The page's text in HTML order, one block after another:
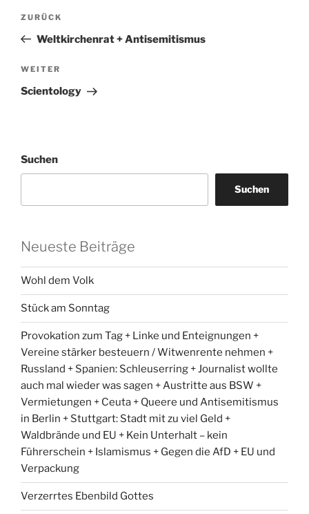
Beitragsnavigation
Vorheriger
Beitrag
ZURÜCK
Weltkirchenrat + Antisemitismus
Nächster
Beitrag
WEITER
Scientology
Suchen
Suchen
Neueste Beiträge
Wohl dem Volk
Stück am Sonntag
Provokation zum Tag + Linke und Enteignungen +
Vereine stärker besteuern / Witwenrente nehmen +
Russland + Spanien: Schleuserring + Journalist wollte
auch mal wieder was sagen + Austritte aus BSW +
Vermietungen + Ceuta + Queere und Antisemitismus
in Berlin + Stuttgart: Stadt mit zu viel Geld +
Waldbrände und EU + Kein Unterhalt – kein
Führerschein + Islamismus + Gegen die AfD + EU und
Verpackung
Verzerrtes Ebenbild Gottes